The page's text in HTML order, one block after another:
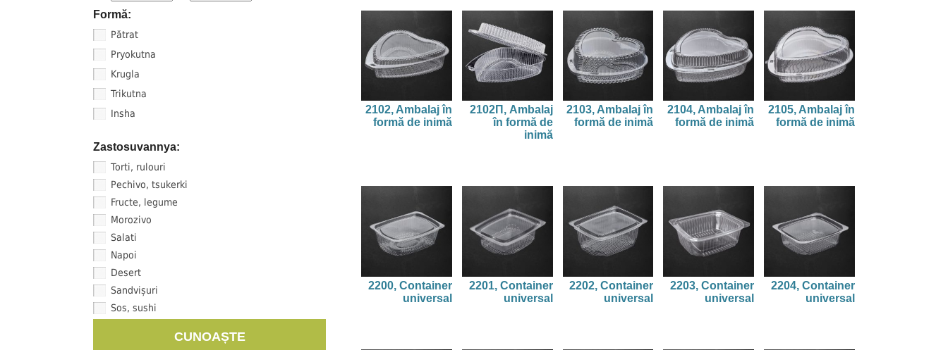
2102, Ambalaj în
formă de inimă
2102П, Ambalaj
în formă de
inimă
2103, Ambalaj în
formă de inimă
2104, Ambalaj în
formă de inimă
2105, Ambalaj în
formă de inimă
2200, Container
universal
2201, Container
universal
2202, Container
universal
2203, Container
universal
2204, Container
universal
Formă:
Pătrat
Pryokutna
Krugla
Trikutna
Insha
Zastosuvannya:
Torti, rulouri
Pechivo, tsukerki
Fructe, legume
Morozivo
Salati
Napoi
Desert
Sandvișuri
Sos, sushi
CUNOAȘTE